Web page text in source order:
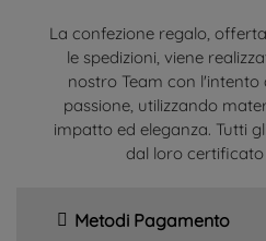
La confezione regalo,
le spedizioni, viene
nostro Team con
passione, utilizzando
impatto ed eleganza. Tutti
dal loro
Metodi Pagamento